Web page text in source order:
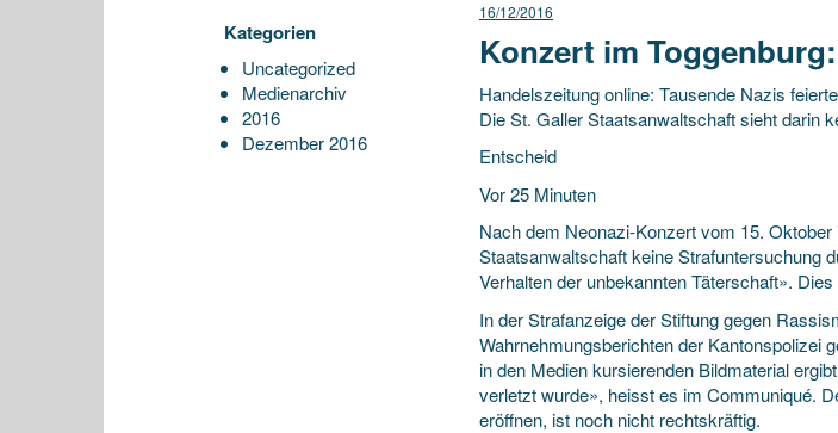
Kategorien
Uncategorized
Medienarchiv
2016
Dezember 2016
16/12/2016
Konzert im
Handelszeitung online: Tausende Nazis
Die St. Galler Staatsanwaltschaft sieht darin
Entscheid
Vor 25 Minuten
Nach dem Neonazi-Konzert vom 15.
Staatsanwaltschaft keine Strafuntersuchung
Verhalten der unbekannten Täterschaft».
In der Strafanzeige der Stiftung gegen
Wahrnehmungsberichten der Kantonspolizei
in den Medien kursierenden Bildmaterial
verletzt wurde», heisst es im Communiqué.
eröffnen, ist noch nicht rechtskräftig.